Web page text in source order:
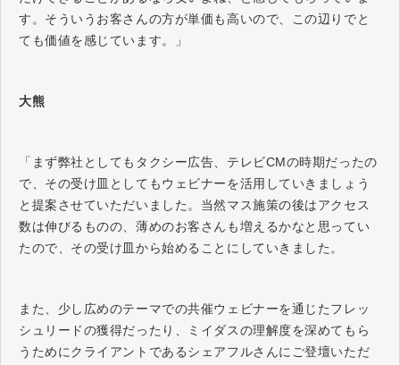
す。そういうお客さんの方が単価も高いので、この辺りでと
ても価値を感じています。」
大熊
「まず弊社としてもタクシー広告、テレビCMの時期だったの
で、その受け皿としてもウェビナーを活用していきましょう
と提案させていただいました。当然マス施策の後はアクセス
数は伸びるものの、薄めのお客さんも増えるかなと思ってい
たので、その受け皿から始めることにしていきました。
また、少し広めのテーマでの共催ウェビナーを通じたフレッ
シュリードの獲得だったり、ミイダスの理解度を深めてもら
うためにクライアントであるシェアフルさんにご登壇いただ